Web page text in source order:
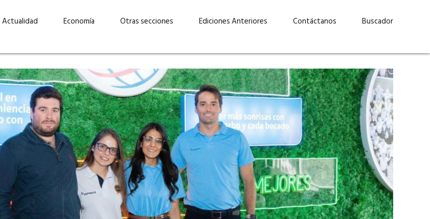
“Invertir con propósito:
cómo CBC impulsa su
crecimiento industrial a
través de la innovación y la
sostenibilidad”
Elizabeth Suárez: “Las
mujeres podemos liderar y
abrirnos paso por nuestros
propios méritos”
Lucas Martínez Paz: “En
tecnología, hay que invertir
con inteligencia, no por
moda”
Actualidad Economía Otras secciones Ediciones Anteriores Contáctanos Buscador